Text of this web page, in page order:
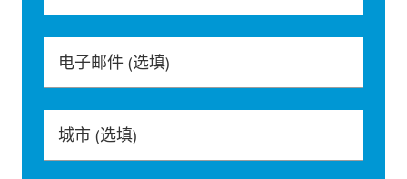
电子邮件 (选填)
城市 (选填)